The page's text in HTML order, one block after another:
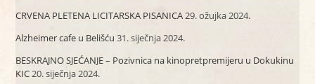
CRVENA PLETENA LICITARSKA PISANICA29. ožujka 2024.
Alzheimer cafe u Belišću 31. siječnja 2024.
BESKRAJNO SJEĆANJE – Pozivnica na kinopretpremijeru u Dokukinu
KIC20. siječnja 2024.